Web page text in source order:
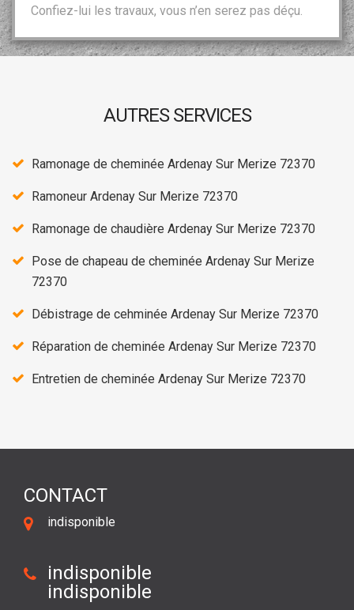
Confiez-lui les travaux, vous n’en serez pas déçu.
AUTRES SERVICES
Ramonage de cheminée Ardenay Sur Merize 72370
Ramoneur Ardenay Sur Merize 72370
Ramonage de chaudière Ardenay Sur Merize 72370
Pose de chapeau de cheminée Ardenay Sur Merize
72370
Débistrage de cehminée Ardenay Sur Merize 72370
Réparation de cheminée Ardenay Sur Merize 72370
Entretien de cheminée Ardenay Sur Merize 72370
CONTACT
indisponible
indisponible
indisponible